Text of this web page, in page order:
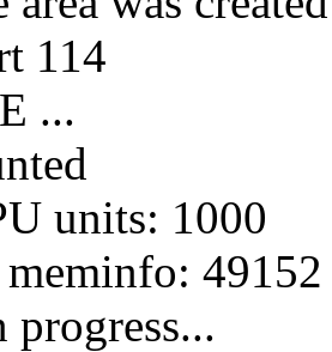
114
...
units: 1000
49152